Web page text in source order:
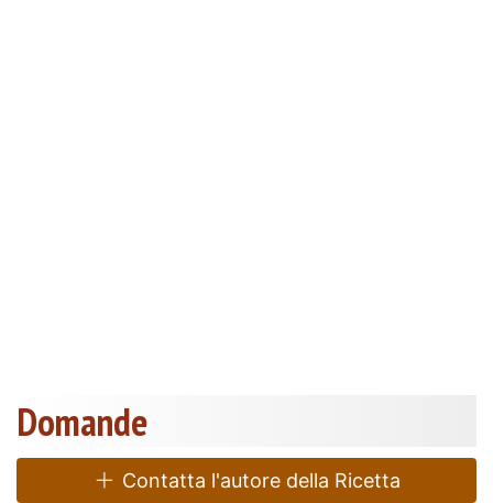
Domande
Contatta l'autore della Ricetta